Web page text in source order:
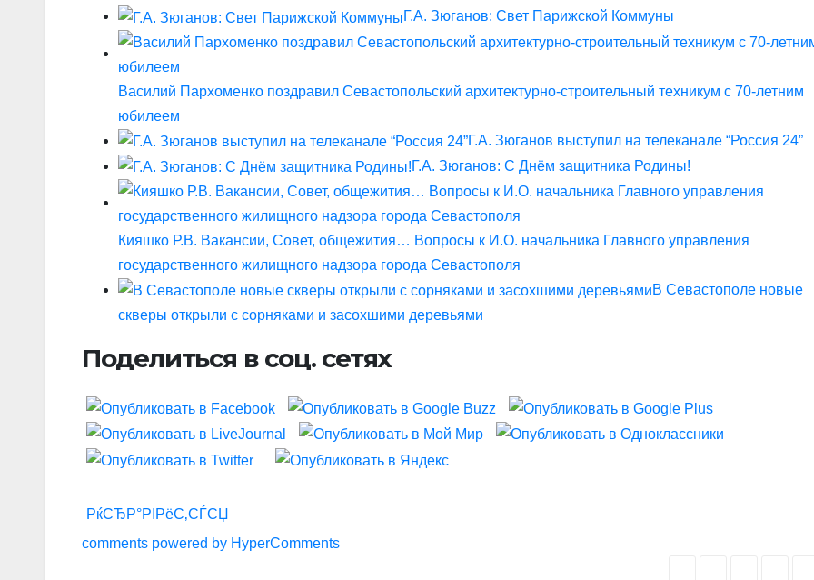
Г.А. Зюганов: Свет Парижской Коммуны
Василий Пархоменко поздравил Севастопольский архитектурно-строительный техникум с 70-летним
юбилеем
Г.А. Зюганов выступил на телеканале “Россия 24”
Г.А. Зюганов: С Днём защитника Родины!
Кияшко Р.В. Вакансии, Совет, общежития… Вопросы к И.О. начальника Главного управления
государственного жилищного надзора города Севастополя
В Севастополе новые
скверы открыли с сорняками и засохшими деревьями
Поделиться в соц. сетях
РќСЂР°РІРёС‚СЃСЏ
comments powered by HyperComments